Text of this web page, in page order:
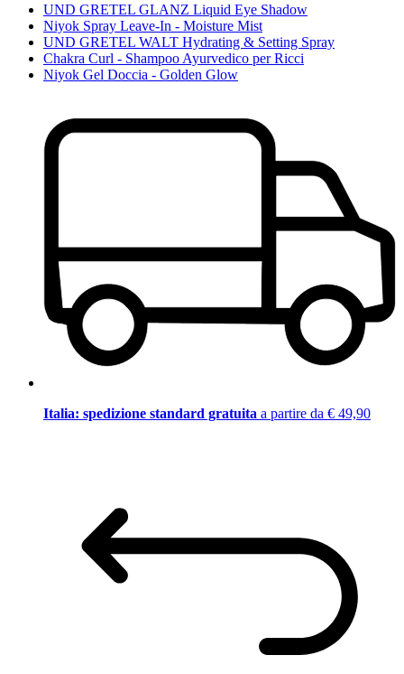
UND GRETEL GLANZ Liquid Eye Shadow
Niyok Spray Leave-In - Moisture Mist
UND GRETEL WALT Hydrating & Setting Spray
Chakra Curl - Shampoo Ayurvedico per Ricci
Niyok Gel Doccia - Golden Glow
Italia: spedizione standard gratuita a partire da € 49,90